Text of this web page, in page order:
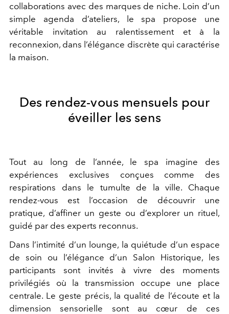
collaborations avec des marques de niche. Loin d’un
simple agenda d’ateliers, le spa propose une
véritable invitation au ralentissement et à la
reconnexion, dans l’élégance discrète qui caractérise
la maison.
Des rendez-vous mensuels pour
éveiller les sens
Tout au long de l’année, le spa imagine des
expériences exclusives conçues comme des
respirations dans le tumulte de la ville. Chaque
rendez-vous est l’occasion de découvrir une
pratique, d’affiner un geste ou d’explorer un rituel,
guidé par des experts reconnus.
Dans l’intimité d’un lounge, la quiétude d’un espace
de soin ou l’élégance d’un Salon Historique, les
participants sont invités à vivre des moments
privilégiés où la transmission occupe une place
centrale. Le geste précis, la qualité de l’écoute et la
dimension sensorielle sont au cœur de ces